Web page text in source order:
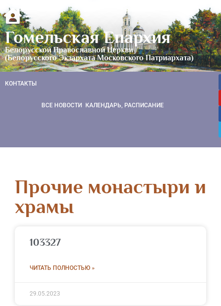
Гомельская Епархия
Белорусской Православной Церкви
(Белорусского Экзархата Московского Патриархата)
КОНТАКТЫ
ВСЕ НОВОСТИ КАЛЕНДАРЬ, РАСПИСАНИЕ
Прочие монастыри и
храмы
103327
ЧИТАТЬ ПОЛНОСТЬЮ »
29.05.2023